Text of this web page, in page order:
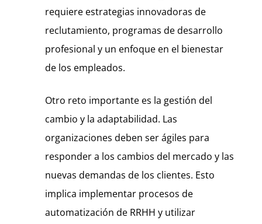
requiere estrategias innovadoras de
reclutamiento, programas de desarrollo
profesional y un enfoque en el bienestar
de los empleados.
Otro reto importante es la gestión del
cambio y la adaptabilidad. Las
organizaciones deben ser ágiles para
responder a los cambios del mercado y las
nuevas demandas de los clientes. Esto
implica implementar procesos de
automatización de RRHH y utilizar